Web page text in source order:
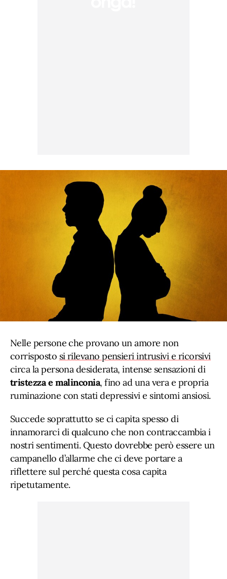
Nelle persone che provano un amore non
corrisposto si rilevano pensieri intrusivi e ricorsivi
circa la persona desiderata, intense sensazioni di
tristezza e malinconia, fino ad una vera e propria
ruminazione con stati depressivi e sintomi ansiosi.
Succede soprattutto se ci capita spesso di
innamorarci di qualcuno che non contraccambia i
nostri sentimenti. Questo dovrebbe però essere un
campanello d’allarme che ci deve portare a
riflettere sul perché questa cosa capita
ripetutamente.